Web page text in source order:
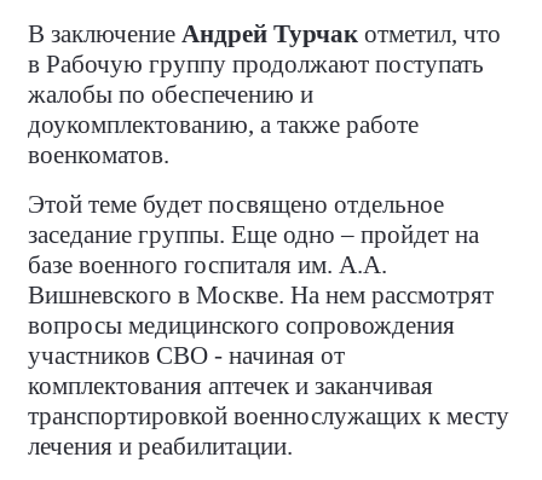
В заключение Андрей Турчак отметил, что
в Рабочую группу продолжают поступать
жалобы по обеспечению и
доукомплектованию, а также работе
военкоматов.
Этой теме будет посвящено отдельное
заседание группы. Еще одно – пройдет на
базе военного госпиталя им. А.А.
Вишневского в Москве. На нем рассмотрят
вопросы медицинского сопровождения
участников СВО - начиная от
комплектования аптечек и заканчивая
транспортировкой военнослужащих к месту
лечения и реабилитации.